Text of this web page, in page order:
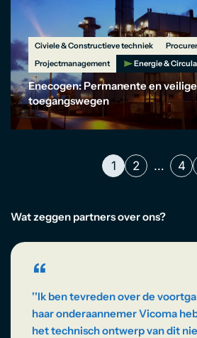
Civiele & Constructieve techniek
Projectmanagement
Energie &
Enecogen: Permanente en veilige
toegangswegen
1 2 … 4
Wat zeggen partners over ons?
“
''Ik ben tevreden over de
haar onderaannemer Vicoma
het technisch ontwerp van dit